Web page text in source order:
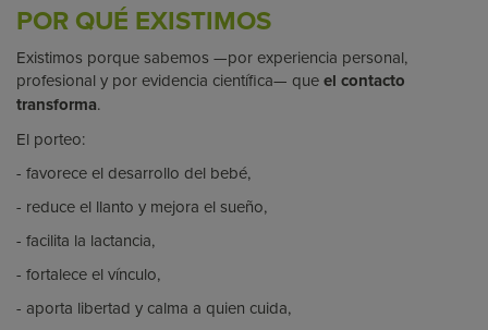
POR QUÉ EXISTIMOS
Existimos porque sabemos —por experiencia personal,
profesional y por evidencia científica— queel contacto
transforma.
El porteo:
- favorece el desarrollo del bebé,
- reduce el llanto y mejora el sueño,
- facilita la lactancia,
- fortalece el vínculo,
- aporta libertad y calma a quien cuida,